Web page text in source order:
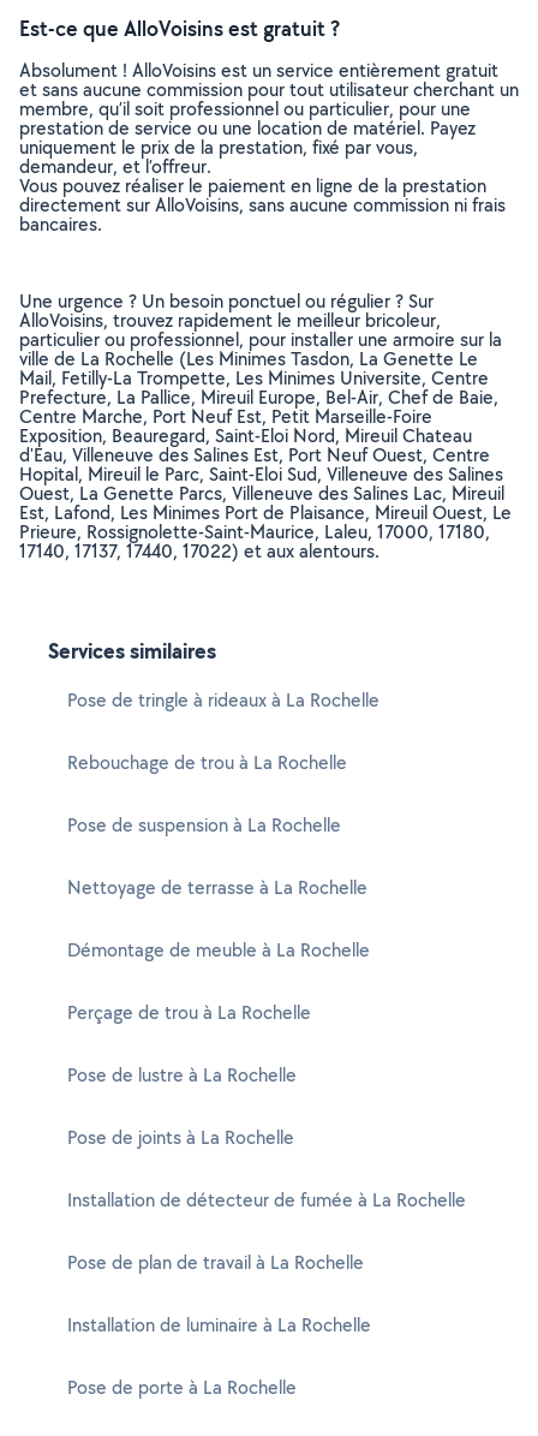
Est-ce que AlloVoisins est gratuit ?
Absolument ! AlloVoisins est un service entièrement gratuit
et sans aucune commission pour tout utilisateur cherchant un
membre, qu’il soit professionnel ou particulier, pour une
prestation de service ou une location de matériel. Payez
uniquement le prix de la prestation, fixé par vous,
demandeur, et l’offreur.
Vous pouvez réaliser le paiement en ligne de la prestation
directement sur AlloVoisins, sans aucune commission ni frais
bancaires.
Une urgence ? Un besoin ponctuel ou régulier ? Sur
AlloVoisins, trouvez rapidement le meilleur bricoleur,
particulier ou professionnel, pour installer une armoire sur la
ville de La Rochelle (Les Minimes Tasdon, La Genette Le
Mail, Fetilly-La Trompette, Les Minimes Universite, Centre
Prefecture, La Pallice, Mireuil Europe, Bel-Air, Chef de Baie,
Centre Marche, Port Neuf Est, Petit Marseille-Foire
Exposition, Beauregard, Saint-Eloi Nord, Mireuil Chateau
d'Eau, Villeneuve des Salines Est, Port Neuf Ouest, Centre
Hopital, Mireuil le Parc, Saint-Eloi Sud, Villeneuve des Salines
Ouest, La Genette Parcs, Villeneuve des Salines Lac, Mireuil
Est, Lafond, Les Minimes Port de Plaisance, Mireuil Ouest, Le
Prieure, Rossignolette-Saint-Maurice, Laleu, 17000, 17180,
17140, 17137, 17440, 17022) et aux alentours.
Services similaires
Pose de tringle à rideaux à La Rochelle
Rebouchage de trou à La Rochelle
Pose de suspension à La Rochelle
Nettoyage de terrasse à La Rochelle
Démontage de meuble à La Rochelle
Perçage de trou à La Rochelle
Pose de lustre à La Rochelle
Pose de joints à La Rochelle
Installation de détecteur de fumée à La Rochelle
Pose de plan de travail à La Rochelle
Installation de luminaire à La Rochelle
Pose de porte à La Rochelle